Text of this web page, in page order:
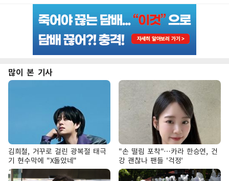
많이 본 기사
김희철, 거꾸로 걸린 광복절 태극
기 현수막에 "X돌았네"
"손 떨림 포착"…카라 한승연, 건
강 괜찮나 팬들 '걱정'